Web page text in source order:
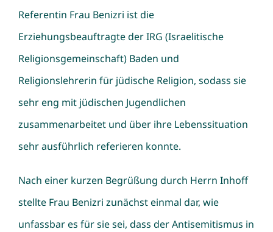
Referentin Frau Benizri ist die
Erziehungsbeauftragte der IRG (Israelitische
Religionsgemeinschaft) Baden und
Religionslehrerin für jüdische Religion, sodass sie
sehr eng mit jüdischen Jugendlichen
zusammenarbeitet und über ihre Lebenssituation
sehr ausführlich referieren konnte.
Nach einer kurzen Begrüßung durch Herrn Inhoff
stellte Frau Benizri zunächst einmal dar, wie
unfassbar es für sie sei, dass der Antisemitismus in